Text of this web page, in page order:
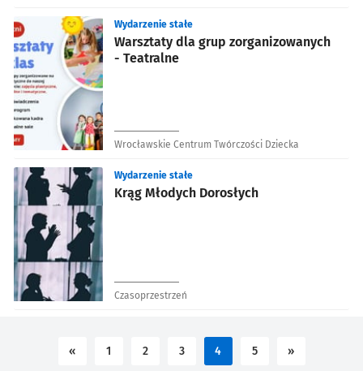
Warsztaty dla grup zorganizowanych
- Teatralne
Wydarzenie stałe
Wrocławskie Centrum Twórczości Dziecka
Krąg Młodych Dorosłych
Wydarzenie stałe
Czasoprzestrzeń
« 1 2 3 4 5 »